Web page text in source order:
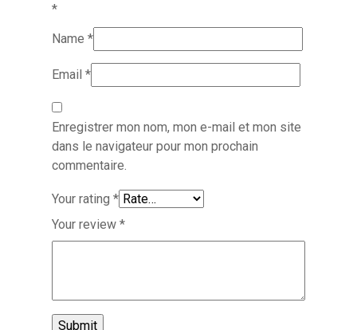
*
Name *
Email *
Enregistrer mon nom, mon e-mail et mon site
dans le navigateur pour mon prochain
commentaire.
Your rating *
Your review *